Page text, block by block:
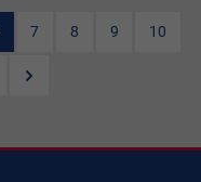
7 8 9 10